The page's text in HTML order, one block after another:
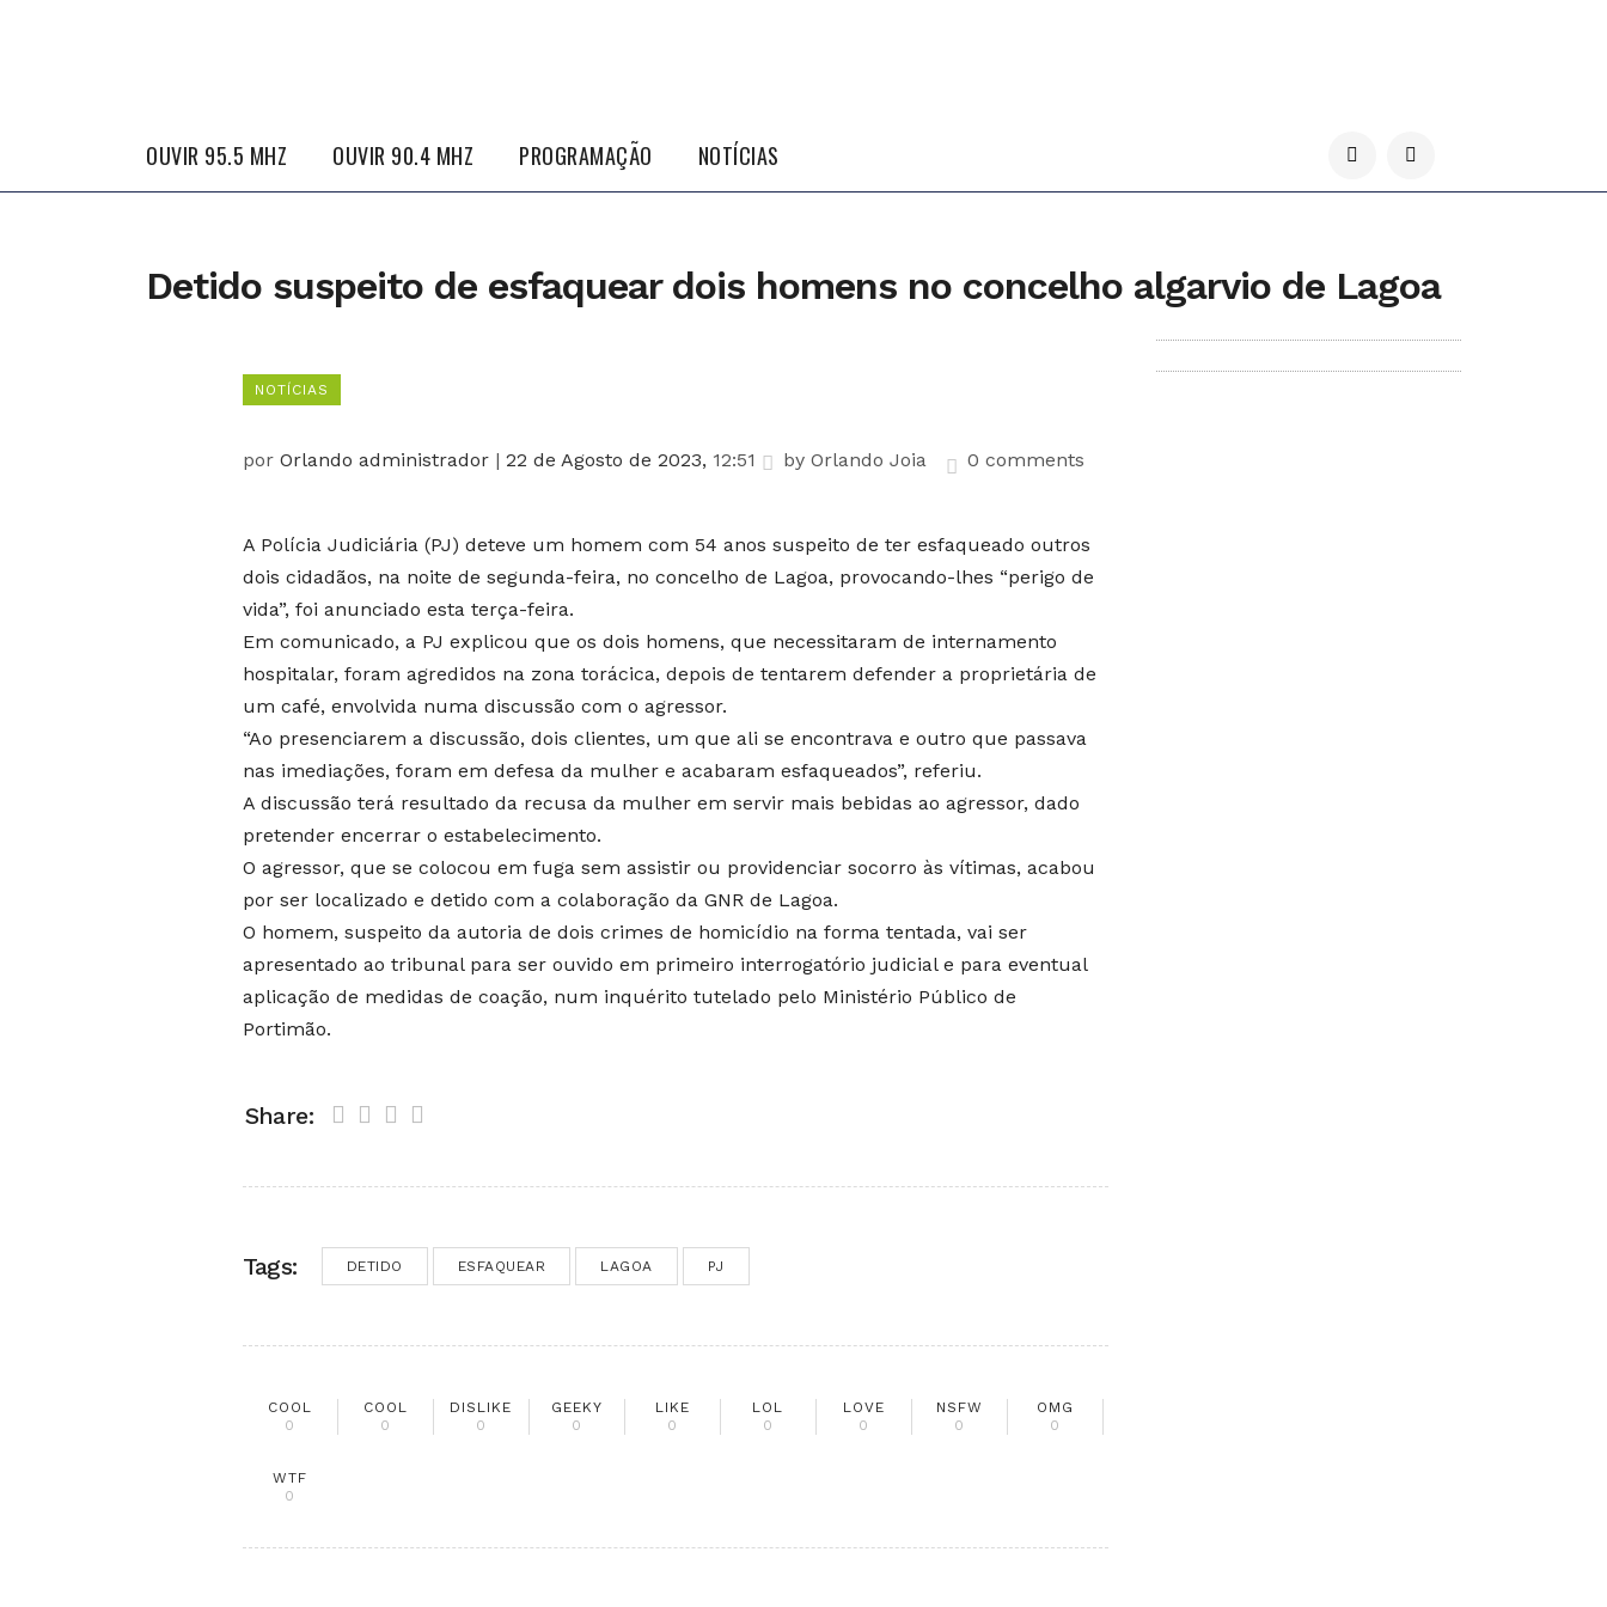
OUVIR 95.5 MHZ OUVIR 90.4 MHZ PROGRAMAÇÃO NOTÍCIAS
Detido suspeito de esfaquear dois homens no concelho algarvio de Lagoa
NOTÍCIAS
por Orlando administrador | 22 de Agosto de 2023, 12:51 by Orlando Joia 0 comments
A Polícia Judiciária (PJ) deteve um homem com 54 anos suspeito de ter esfaqueado outros
dois cidadãos, na noite de segunda-feira, no concelho de Lagoa, provocando-lhes “perigo de
vida”, foi anunciado esta terça-feira.
Em comunicado, a PJ explicou que os dois homens, que necessitaram de internamento
hospitalar, foram agredidos na zona torácica, depois de tentarem defender a proprietária de
um café, envolvida numa discussão com o agressor.
“Ao presenciarem a discussão, dois clientes, um que ali se encontrava e outro que passava
nas imediações, foram em defesa da mulher e acabaram esfaqueados”, referiu.
A discussão terá resultado da recusa da mulher em servir mais bebidas ao agressor, dado
pretender encerrar o estabelecimento.
O agressor, que se colocou em fuga sem assistir ou providenciar socorro às vítimas, acabou
por ser localizado e detido com a colaboração da GNR de Lagoa.
O homem, suspeito da autoria de dois crimes de homicídio na forma tentada, vai ser
apresentado ao tribunal para ser ouvido em primeiro interrogatório judicial e para eventual
aplicação de medidas de coação, num inquérito tutelado pelo Ministério Público de
Portimão.
Share:
Tags: DETIDO ESFAQUEAR LAGOA PJ
COOL
0
COOL
0
DISLIKE
0
GEEKY
0
LIKE
0
LOL
0
LOVE
0
NSFW
0
OMG
0
WTF
0